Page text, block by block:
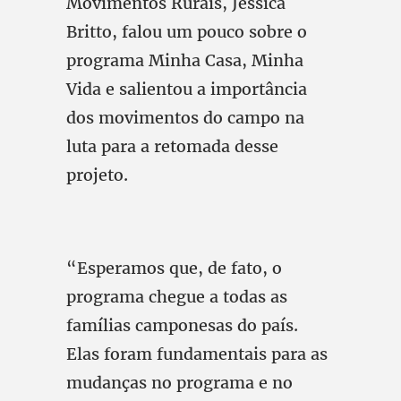
Britto, falou um pouco sobre o
programa Minha Casa, Minha
Vida e salientou a importância
dos movimentos do campo na
luta para a retomada desse
projeto.
“Esperamos que, de fato, o
programa chegue a todas as
famílias camponesas do país.
Elas foram fundamentais para as
mudanças no programa e no